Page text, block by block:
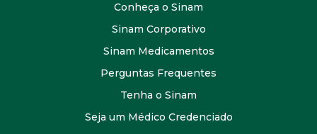
Conheça o Sinam
Sinam Corporativo
Sinam Medicamentos
Perguntas Frequentes
Tenha o Sinam
Seja um Médico Credenciado